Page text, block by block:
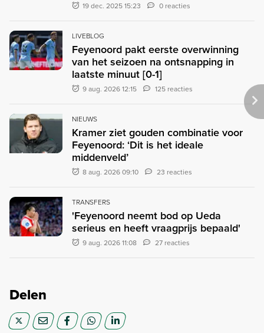
19 dec. 2025 15:23 0 reacties
LIVEBLOG
Feyenoord pakt eerste overwinning
van het seizoen na ontsnapping in
laatste minuut [0-1]
9 aug. 2026 12:15 125 reacties
NIEUWS
Kramer ziet gouden combinatie voor
Feyenoord: ‘Dit is het ideale
middenveld’
8 aug. 2026 09:10 23 reacties
TRANSFERS
'Feyenoord neemt bod op Ueda
serieus en heeft vraagprijs bepaald'
9 aug. 2026 11:08 27 reacties
Delen